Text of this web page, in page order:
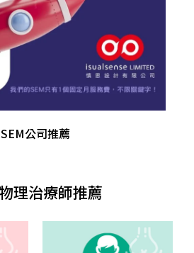
SEM公司推薦
理治療師推薦